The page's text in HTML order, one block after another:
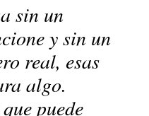
sin un
y sin un
real, esas
algo.
puede